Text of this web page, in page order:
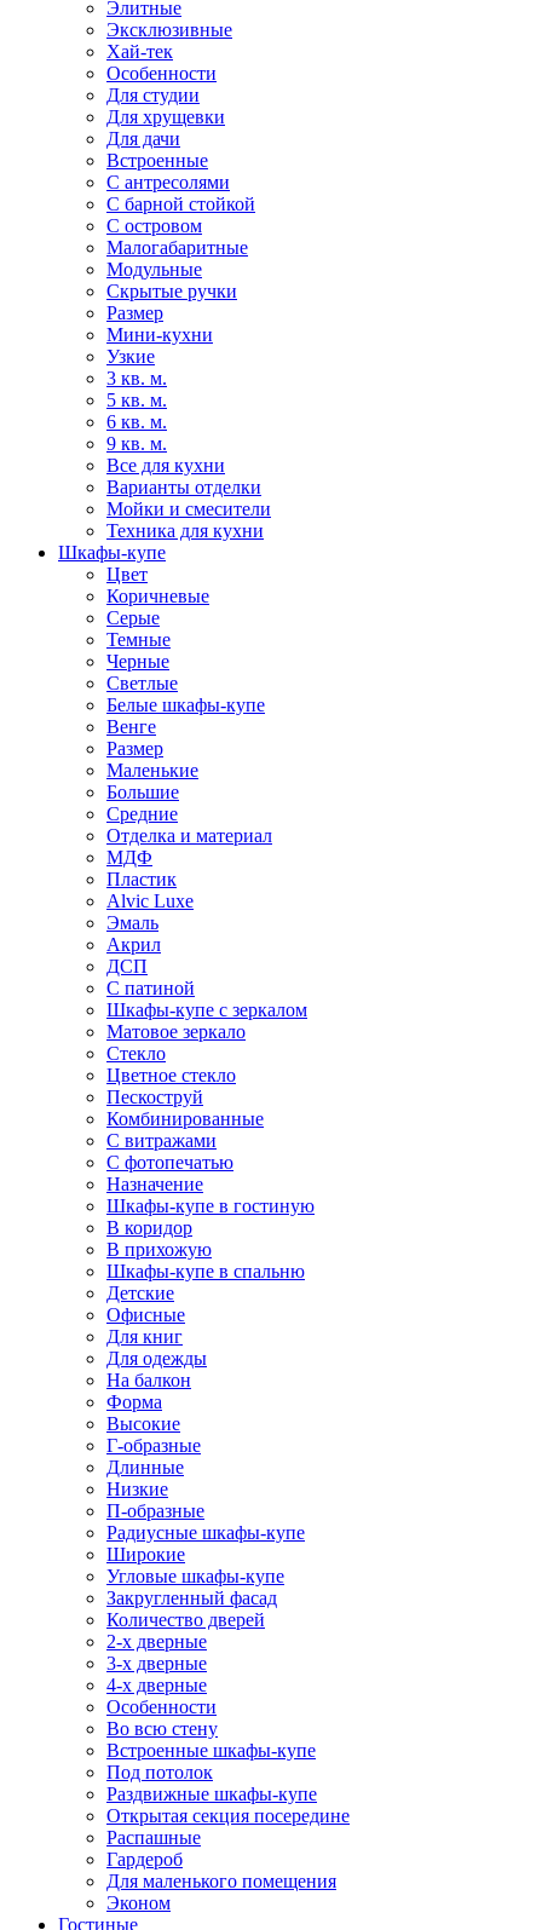
Элитные
Эксклюзивные
Хай-тек
Особенности
Для студии
Для хрущевки
Для дачи
Встроенные
С антресолями
С барной стойкой
С островом
Малогабаритные
Модульные
Скрытые ручки
Размер
Мини-кухни
Узкие
3 кв. м.
5 кв. м.
6 кв. м.
9 кв. м.
Все для кухни
Варианты отделки
Мойки и смесители
Техника для кухни
Шкафы-купе
Цвет
Коричневые
Серые
Темные
Черные
Светлые
Белые шкафы-купе
Венге
Размер
Маленькие
Большие
Средние
Отделка и материал
МДФ
Пластик
Alvic Luxe
Эмаль
Акрил
ДСП
С патиной
Шкафы-купе с зеркалом
Матовое зеркало
Стекло
Цветное стекло
Пескоструй
Комбинированные
С витражами
С фотопечатью
Назначение
Шкафы-купе в гостиную
В коридор
В прихожую
Шкафы-купе в спальню
Детские
Офисные
Для книг
Для одежды
На балкон
Форма
Высокие
Г-образные
Длинные
Низкие
П-образные
Радиусные шкафы-купе
Широкие
Угловые шкафы-купе
Закругленный фасад
Количество дверей
2-х дверные
3-х дверные
4-х дверные
Особенности
Во всю стену
Встроенные шкафы-купе
Под потолок
Раздвижные шкафы-купе
Открытая секция посередине
Распашные
Гардероб
Для маленького помещения
Эконом
Гостиные